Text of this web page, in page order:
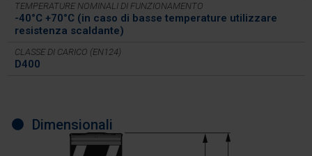
TEMPERATURE NOMINALI DI FUNZIONAMENTO
-40°C +70°C (in caso di basse temperature utilizzare
resistenza scaldante)
CLASSE DI CARICO (EN124)
D400
Dimensionali